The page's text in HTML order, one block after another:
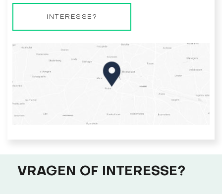
INTERESSE?
VRAGEN OF INTERESSE?